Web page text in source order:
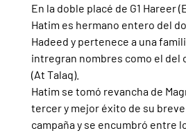
En la doble placé de G1 Hareer
Hatim es hermano entero del
Hadeed y pertenece a una
intregran nombres como el del
(At Talaq).
Hatim se tomó revancha de
tercer y mejor éxito de su
campaña y se encumbró entre